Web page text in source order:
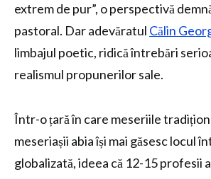
extrem de pur”, o perspectivă
pastoral. Dar adevăratul Călin
limbajul poetic, ridică întrebări
realismul propunerilor sale.
Într-o țară în care meseriile
meseriașii abia își mai găsesc locul
globalizată, ideea că 12-15 profesii